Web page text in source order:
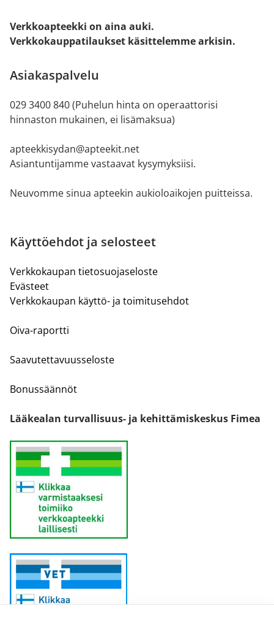
Verkkoapteekki on aina auki.
Verkkokauppatilaukset käsittelemme arkisin.
Asiakaspalvelu
029 3400 840 (Puhelun hinta on operaattorisi
hinnaston mukainen, ei lisämaksua)
apteekkisydan@apteekit.net
Asiantuntijamme vastaavat kysymyksiisi.
Neuvomme sinua apteekin aukioloaikojen puitteissa.
Käyttöehdot ja selosteet
Verkkokaupan tietosuojaseloste
Evästeet
Verkkokaupan käyttö- ja toimitusehdot
Oiva-raportti
Saavutettavuusseloste
Bonussäännöt
Lääkealan turvallisuus- ja kehittämiskeskus Fimea